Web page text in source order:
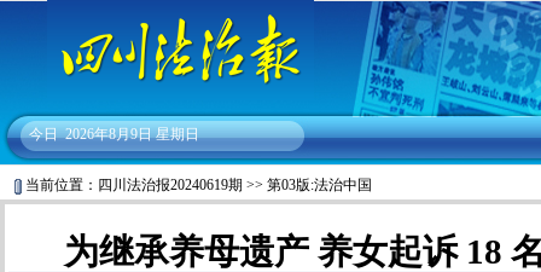
今日 2026年8月9日 星期日
当前位置： 四川法治报20240619期 >> 第03版:法治中国
为继承养母遗产 养女起诉 18